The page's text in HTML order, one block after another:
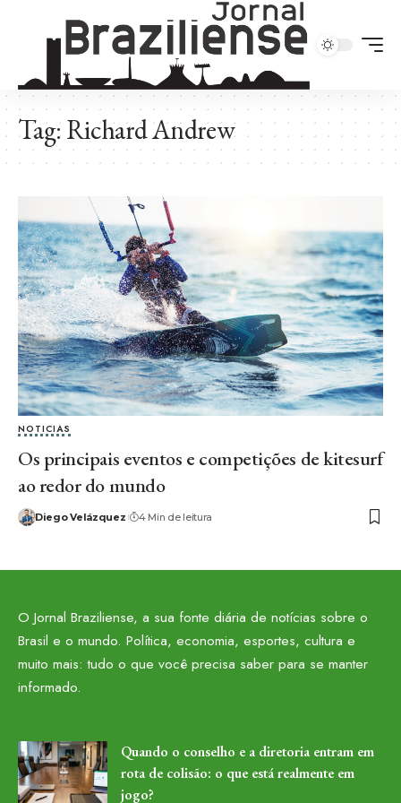
Tag:Richard Andrew
NOTICIAS
Os principais eventos e competições de kitesurf
ao redor do mundo
Diego Velázquez 4 Min de leitura
O Jornal Braziliense, a sua fonte diária de notícias sobre o
Brasil e o mundo. Política, economia, esportes, cultura e
muito mais: tudo o que você precisa saber para se manter
informado.
Quando o conselho e a diretoria entram em
rota de colisão: o que está realmente em
jogo?